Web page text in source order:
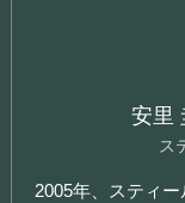
安里
ス
2005年、スティ